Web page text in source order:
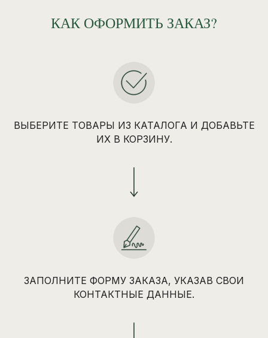
КАК ОФОРМИТЬ ЗАКАЗ?
ВЫБЕРИТЕ ТОВАРЫ ИЗ КАТАЛОГА И ДОБАВЬТЕ
ИХ В КОРЗИНУ.
ЗАПОЛНИТЕ ФОРМУ ЗАКАЗА, УКАЗАВ СВОИ
КОНТАКТНЫЕ ДАННЫЕ.